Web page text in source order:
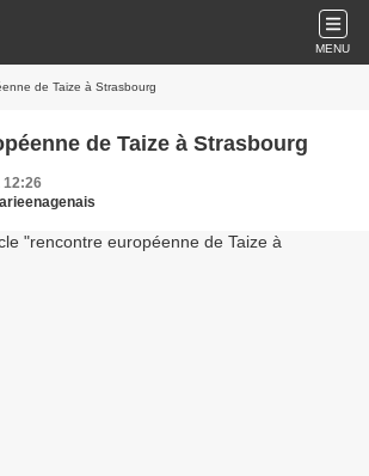
MENU
de Taize à Strasbourg
de Taize à Strasbourg
12:26